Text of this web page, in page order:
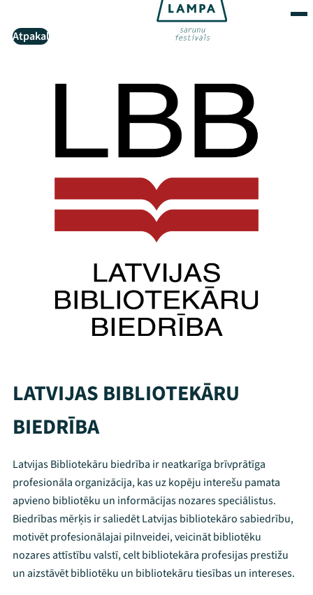
Atpakaļ
LATVIJAS BIBLIOTEKĀRU
BIEDRĪBA
Latvijas Bibliotekāru biedrība ir neatkarīga brīvprātīga
profesionāla organizācija, kas uz kopēju interešu pamata
apvieno bibliotēku un informācijas nozares speciālistus.
Biedrības mērķis ir saliedēt Latvijas bibliotekāro sabiedrību,
motivēt profesionālajai pilnveidei, veicināt bibliotēku
nozares attīstību valstī, celt bibliotekāra profesijas prestižu
un aizstāvēt bibliotēku un bibliotekāru tiesības un intereses.